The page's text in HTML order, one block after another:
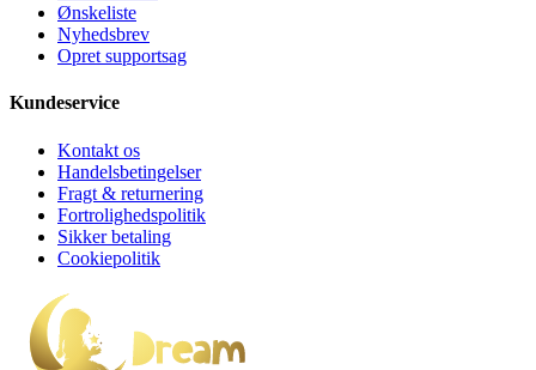
Ønskeliste
Nyhedsbrev
Opret supportsag
Kundeservice
Kontakt os
Handelsbetingelser
Fragt & returnering
Fortrolighedspolitik
Sikker betaling
Cookiepolitik